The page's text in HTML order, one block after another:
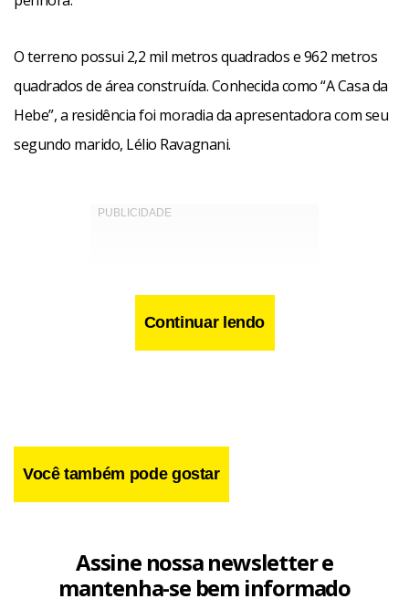
O terreno possui 2,2 mil metros quadrados e 962 metros
quadrados de área construída. Conhecida como “A Casa da
Hebe”, a residência foi moradia da apresentadora com seu
segundo marido, Lélio Ravagnani.
comentou sobre o imóvel, que considerava um “elefante
Continuar lendo
Você também pode gostar
Assine nossa newsletter e
mantenha-se bem informado